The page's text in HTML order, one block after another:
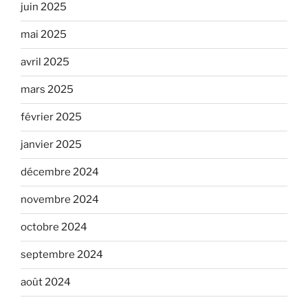
juin 2025
mai 2025
avril 2025
mars 2025
février 2025
janvier 2025
décembre 2024
novembre 2024
octobre 2024
septembre 2024
août 2024